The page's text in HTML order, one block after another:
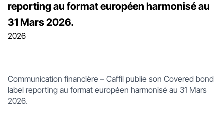
2026
reporting au format européen harmonisé au
31 Mars 2026.
Communication financière – Caffil publie son Covered bond
label reporting au format européen harmonisé au 31 Mars
2026.